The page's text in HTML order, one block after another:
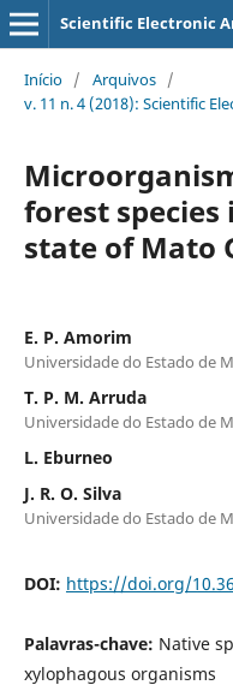
Scientific Electronic
Início / Arquivos /
v. 11 n. 4 (2018): Scientific
forest
state of Mato
E. P. Amorim
Universidade do Estado de
T. P. M. Arruda
Universidade do Estado de
L. Eburneo
J. R. O. Silva
Universidade do Estado de
DOI: https://doi.org/
Palavras-chave: Native
xylophagous organisms